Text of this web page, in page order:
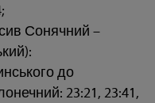
Сонячний –
до
23:21, 23:41,